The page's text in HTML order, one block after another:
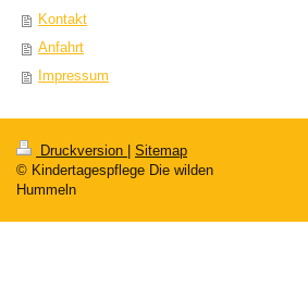
Kontakt
Anfahrt
Impressum
Druckversion
Sitemap
© Kindertagespflege Die wilden
Hummeln